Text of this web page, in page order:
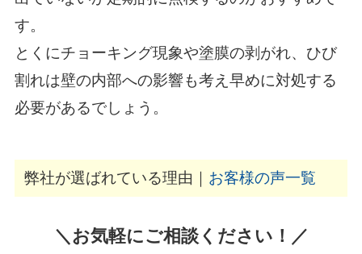
す。
とくにチョーキング現象や塗膜の剥がれ、ひび
割れは壁の内部への影響も考え早めに対処する
必要があるでしょう。
弊社が選ばれている理由｜ お客様の声一覧
＼お気軽にご相談ください！／